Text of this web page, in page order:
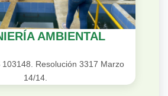
AMBIENTAL
103148. Resolución 3317 Marzo
14/14.